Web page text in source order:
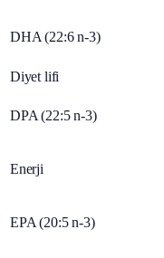
DHA (22:6 n-3)
Diyet lifi
DPA (22:5 n-3)
Enerji
EPA (20:5 n-3)